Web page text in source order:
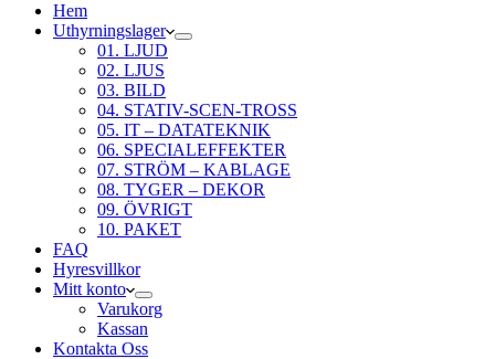
Hem
Uthyrningslager
01. LJUD
02. LJUS
03. BILD
04. STATIV-SCEN-TROSS
05. IT – DATATEKNIK
06. SPECIALEFFEKTER
07. STRÖM – KABLAGE
08. TYGER – DEKOR
09. ÖVRIGT
10. PAKET
FAQ
Hyresvillkor
Mitt konto
Varukorg
Kassan
Kontakta Oss